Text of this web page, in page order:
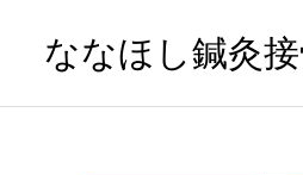
ななほし鍼灸